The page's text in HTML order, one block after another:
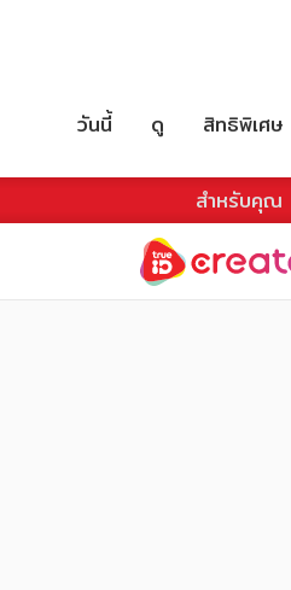
วันนี้ ดู สิทธิพิเศษ
สำหรับคุณ